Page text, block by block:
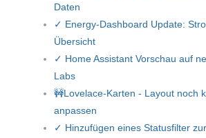
Daten
✓ Energy-Dashboard Update:
Übersicht
✓ Home Assistant Vorschau auf
Labs
🚧Lovelace-Karten - Layout noch
anpassen
✓ Hinzufügen eines Statusfilter